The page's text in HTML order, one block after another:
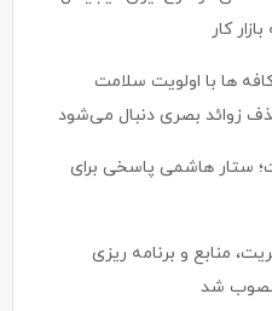
ها با اولویت سلامت
زوائد بصری دنبال می‌شود
ستار هاشمی پاسخی برای
منابع و برنامه ریزی
نبض خبر